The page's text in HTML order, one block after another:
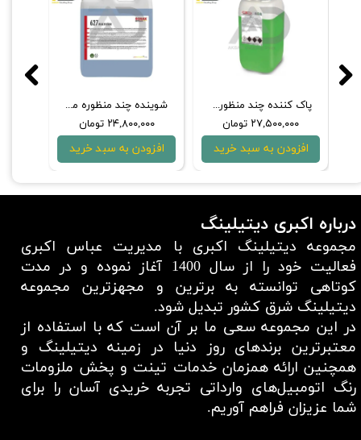
★
★ ★★★★
پاک کننده چند منظوره 500 میلی‌لیتری مفرا مدل Mafra HP12 Multi-Purpose Degreaser 500ml
۱,۲۶۰,۰۰۰ تومان
افزودن به سبد خرید
مایع تمیزکننده کنسانتره چندمنظوره 5 لیتری پلی تاپ
۲,۵۰۰,۰۰۰ تومان
افزودن به سبد خرید
درباره اکبری دیتیلینگ
مجموعه دیتیلینگ اکبری با مدیریت عباس اکبری
فعالیت خود را از سال 1400 آغاز نموده و در مدت
کوتاهی توانسته به برترین و مجهزترین مجموعه
دیتیلینگ شرق کشور تبدیل شود.
در این مجموعه سعی ما بر آن است که با استفاده از
معتبر‌ترین برند‌های روز دنیا در زمینه دیتیلینگ و
همچنین ارائه همزمان خدمات تینت و پخش ملزومات
رنگ اتومبیل‌های وارداتی تجربه خریدی آسان را برای
شما عزیزان فراهم آوریم.​​​​​​​